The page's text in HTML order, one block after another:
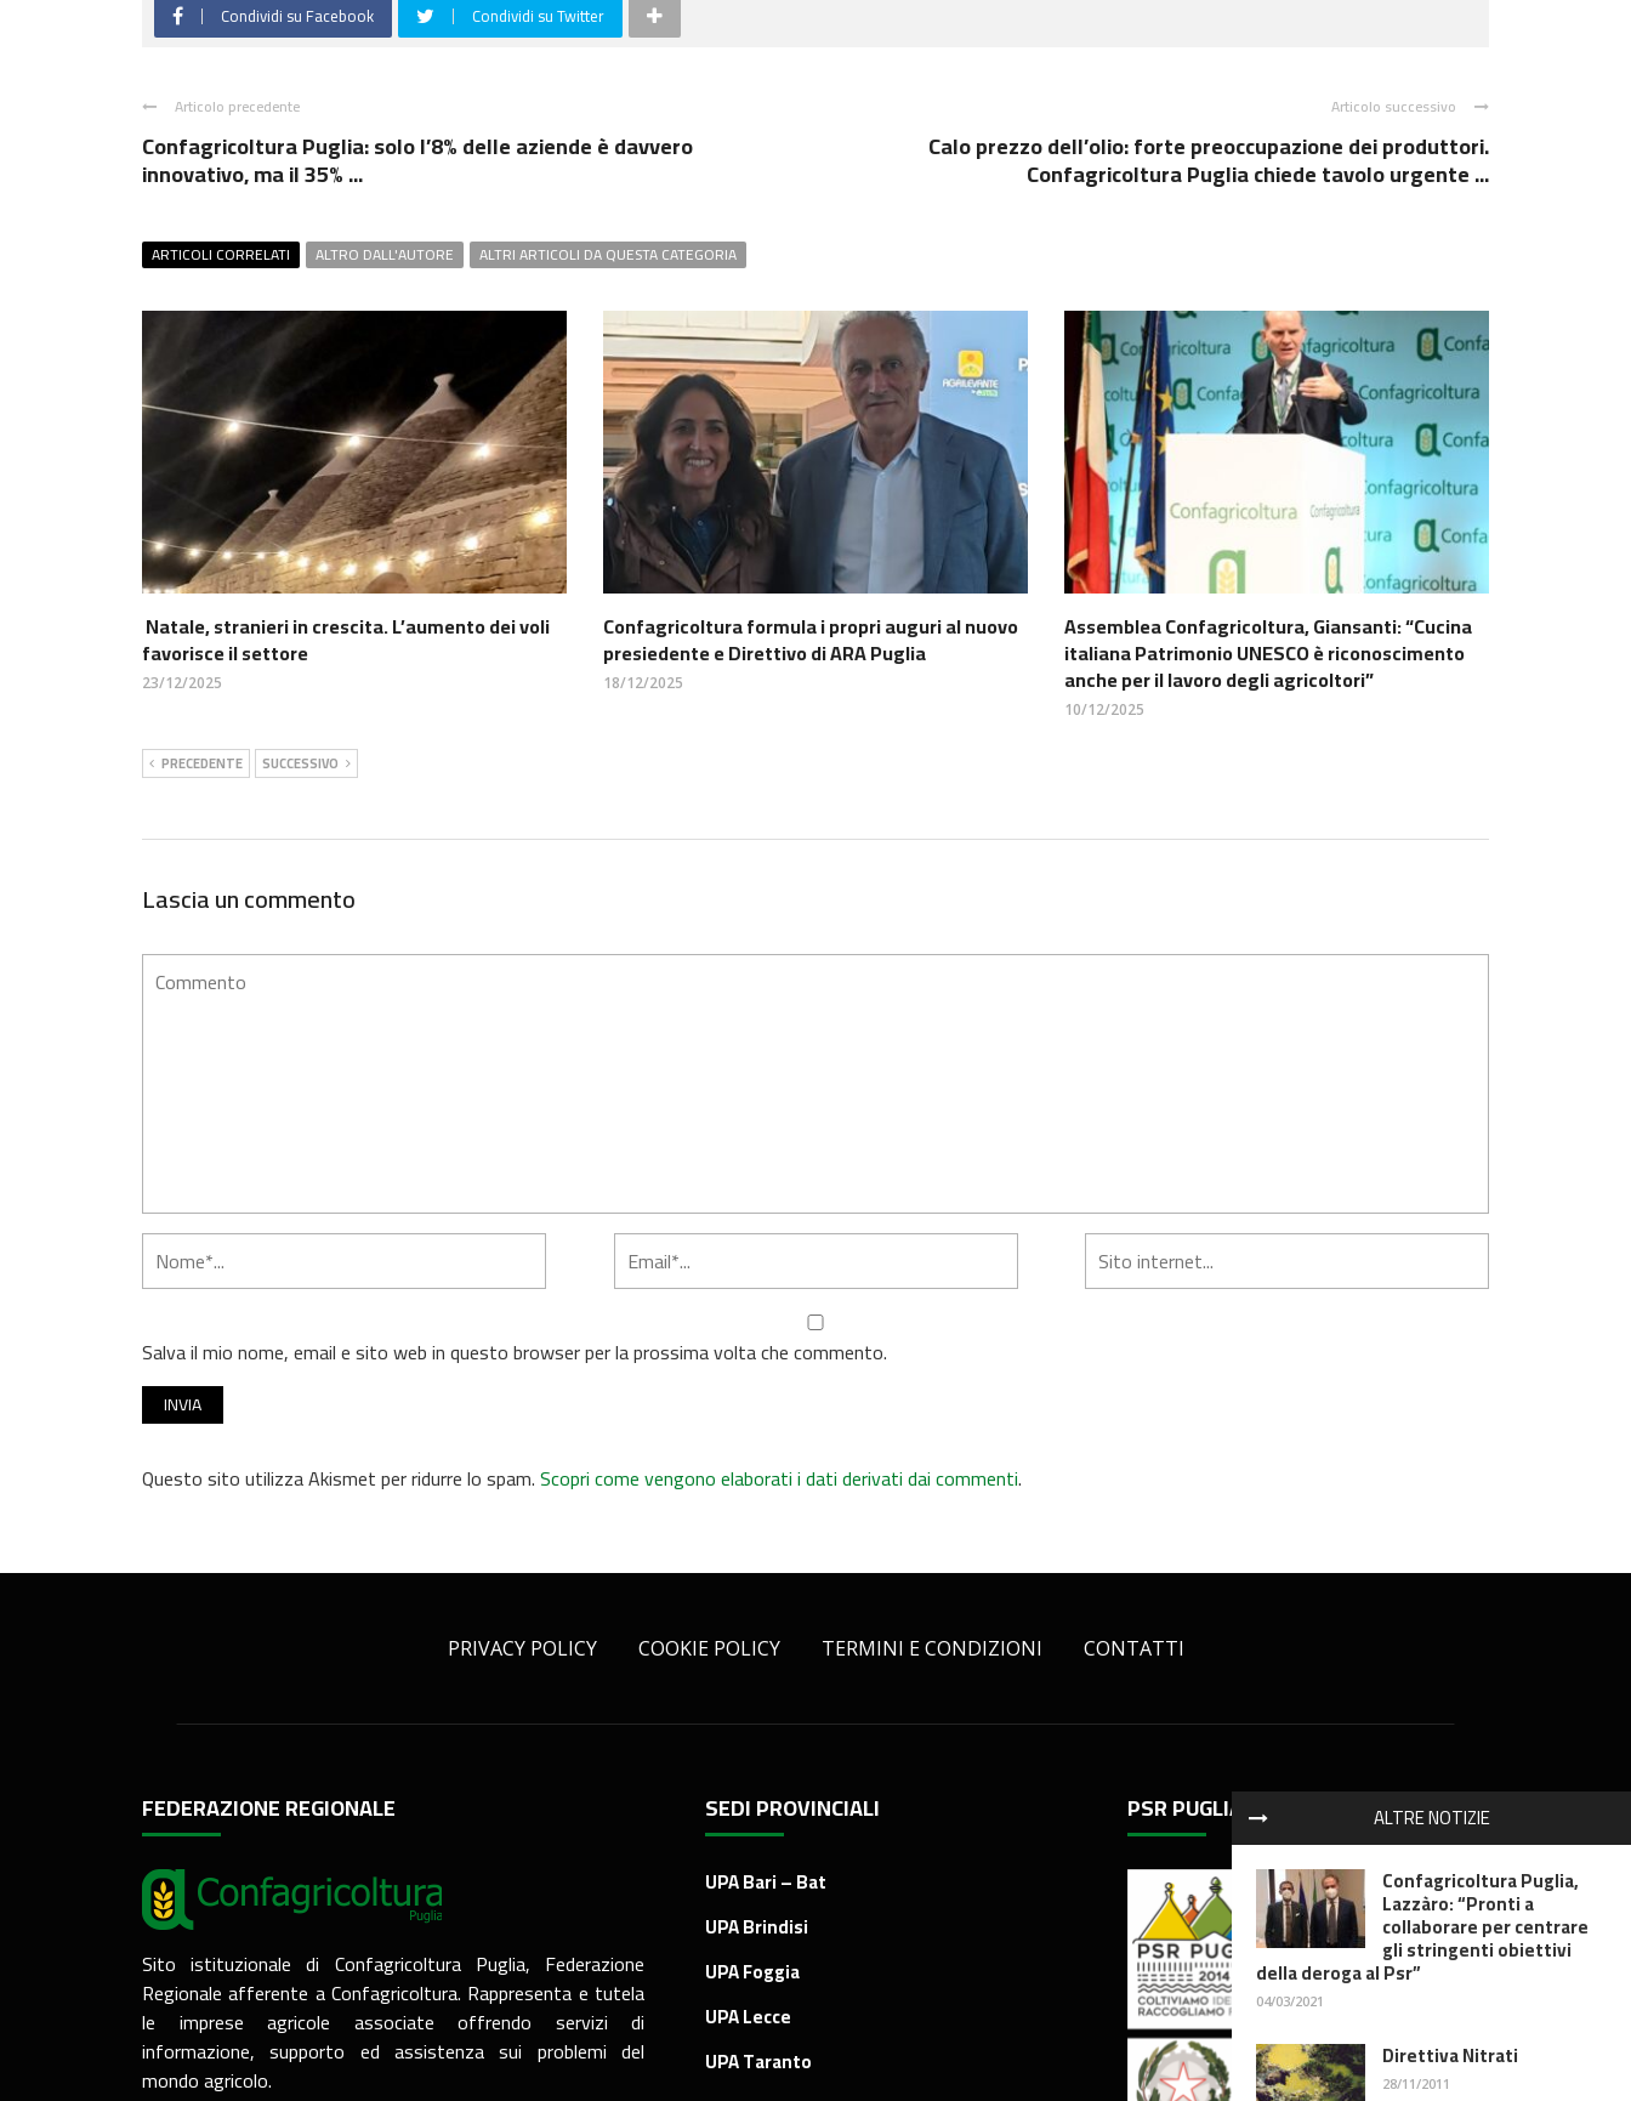
Condividi su Facebook Condividi su Twitter
Articolo precedente
Confagricoltura Puglia: solo l’8% delle aziende è davvero
innovativo, ma il 35% ...
Articolo successivo
Calo prezzo dell’olio: forte preoccupazione dei produttori.
Confagricoltura Puglia chiede tavolo urgente ...
ARTICOLI CORRELATI ALTRO DALL'AUTORE ALTRI ARTICOLI DA QUESTA CATEGORIA
Natale, stranieri in crescita. L’aumento dei voli
favorisce il settore
23/12/2025
Confagricoltura formula i propri auguri al nuovo
presiedente e Direttivo di ARA Puglia
18/12/2025
Assemblea Confagricoltura, Giansanti: “Cucina
italiana Patrimonio UNESCO è riconoscimento
anche per il lavoro degli agricoltori”
10/12/2025
PRECEDENTE SUCCESSIVO
Lascia un commento
Salva il mio nome, email e sito web in questo browser per la prossima volta che commento.
Questo sito utilizza Akismet per ridurre lo spam.Scopri come vengono elaborati i dati derivati dai commenti.
ALTRE NOTIZIE
Confagricoltura Puglia,
Lazzàro: “Pronti a
collaborare per centrare
gli stringenti obiettivi
della deroga al Psr”
04/03/2021
Direttiva Nitrati
28/11/2011
PRIVACY POLICY COOKIE POLICY TERMINI E CONDIZIONI CONTATTI
FEDERAZIONE REGIONALE
Sito istituzionale di Confagricoltura Puglia, Federazione
Regionale afferente a Confagricoltura. Rappresenta e tutela
le imprese agricole associate offrendo servizi di
informazione, supporto ed assistenza sui problemi del
mondo agricolo.
SEDI PROVINCIALI
UPA Bari – Bat
UPA Brindisi
UPA Foggia
UPA Lecce
UPA Taranto
PSR PUGLIA 2014-2020